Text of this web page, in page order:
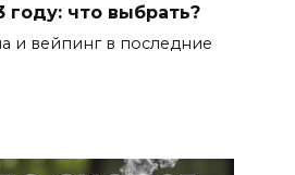
году: что выбрать?
и вейпинг в последние